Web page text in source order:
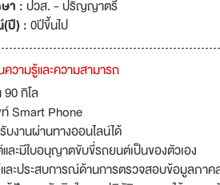
า :ปวส. - ปริญญาตรี
ปี) :0ปีขึ้นไป
ามรู้และความสามารถ
90 กิโล
Smart Phone
บงานผ่านทางออนไลน์ได้
ละมีใบอนุญาตขับขี่รถยนต์เป็นของตัวเอง
ละประสบการณ์ด้านการตรวจสอบข้อมูลภาค